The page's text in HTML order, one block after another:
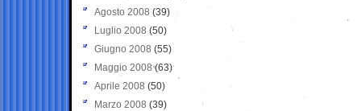
Agosto 2008 (39)
Luglio 2008 (50)
Giugno 2008 (55)
Maggio 2008(63)
Aprile 2008 (50)
Marzo 2008 (39)